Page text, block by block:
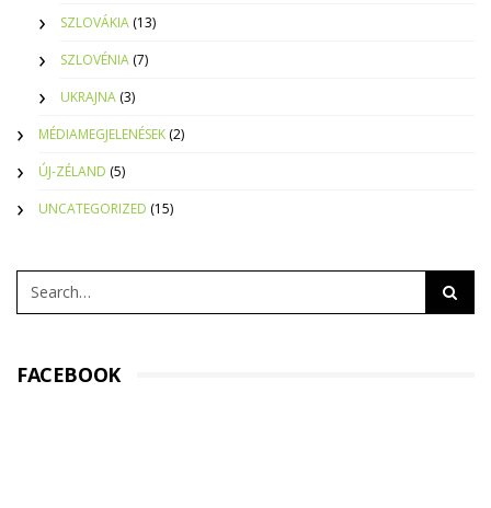
SZLOVÁKIA (13)
SZLOVÉNIA (7)
UKRAJNA (3)
MÉDIAMEGJELENÉSEK (2)
ÚJ-ZÉLAND (5)
UNCATEGORIZED (15)
FACEBOOK